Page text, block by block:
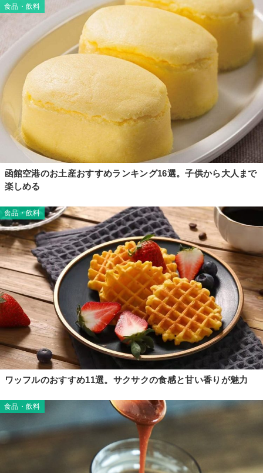
食品・飲料
函館空港のお土産おすすめランキング16選。子供から大人まで
楽しめる
食品・飲料
ワッフルのおすすめ11選。サクサクの食感と甘い香りが魅力
食品・飲料